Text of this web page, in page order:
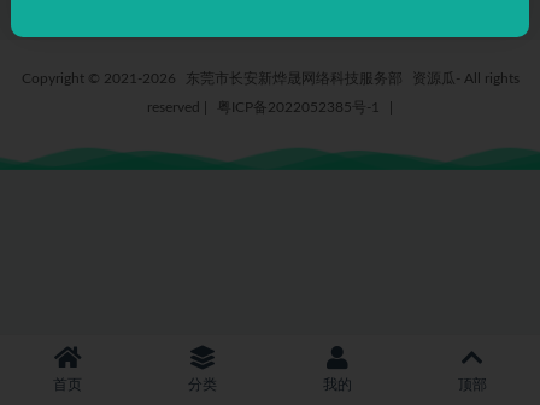
Copyright © 2021-2026 东莞市长安新烨晟网络科技服务部
资源瓜- All rights
reserved
粤ICP备2022052385号-1
首页 分类 我的 顶部